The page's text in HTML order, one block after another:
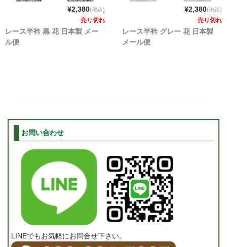
¥2,380(税込)
売り切れ
レース半衿 黒 花 日本製 メー
ル便
¥2,380(税込)
売り切れ
レース半衿 グレー 花 日本製
メール便
お問い合わせ
LINEでもお気軽にお問合せ下さい。